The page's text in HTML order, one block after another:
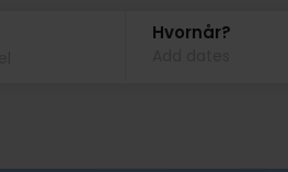
Hvornår?